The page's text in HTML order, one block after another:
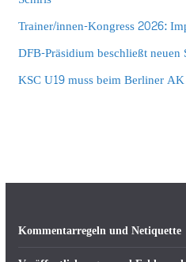
Trainer/innen-Kongress 2026:
DFB-Präsidium beschließt
KSC U19 muss beim Berliner
Kommentarregeln und Netiquette